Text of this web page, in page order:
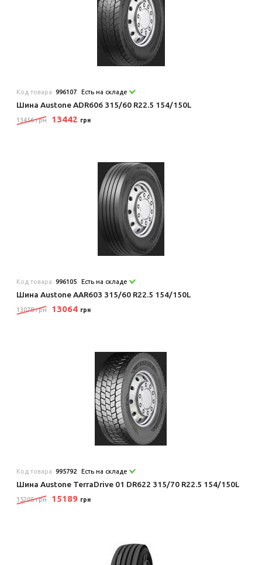
Код товара:996107 Есть на складе
Шина Austone ADR606 315/60 R22.5 154/150L
13456 грн 13442 грн
Код товара:996105 Есть на складе
Шина Austone AAR603 315/60 R22.5 154/150L
13078 грн 13064 грн
Код товара:995792 Есть на складе
Шина Austone TerraDrive 01 DR622 315/70 R22.5 154/150L
15205 грн 15189 грн